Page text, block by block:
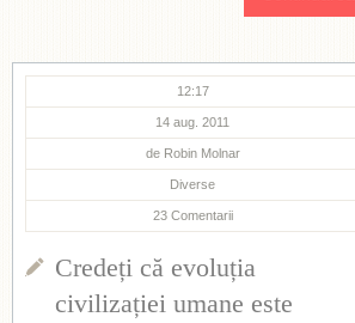
12:17
14 aug. 2011
de Robin Molnar
Diverse
23 Comentarii
Credeți că evoluția
civilizației umane este